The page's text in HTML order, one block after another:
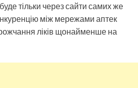
тільки через сайти самих же
між мережами аптек
ліків щонайменше на